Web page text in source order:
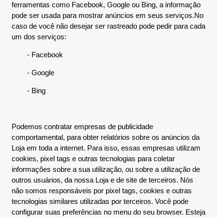
ferramentas como Facebook, Google ou Bing, a informação
pode ser usada para mostrar anúncios em seus serviços.No
caso de você não desejar ser rastreado pode pedir para cada
um dos serviços:
- Facebook
- Google
- Bing
Podemos contratar empresas de publicidade
comportamental, para obter relatórios sobre os anúncios da
Loja em toda a internet. Para isso, essas empresas utilizam
cookies, pixel tags e outras tecnologias para coletar
informações sobre a sua utilização, ou sobre a utilização de
outros usuários, da nossa Loja e de site de terceiros. Nós
não somos responsáveis por pixel tags, cookies e outras
tecnologias similares utilizadas por terceiros. Você pode
configurar suas preferências no menu do seu browser. Esteja